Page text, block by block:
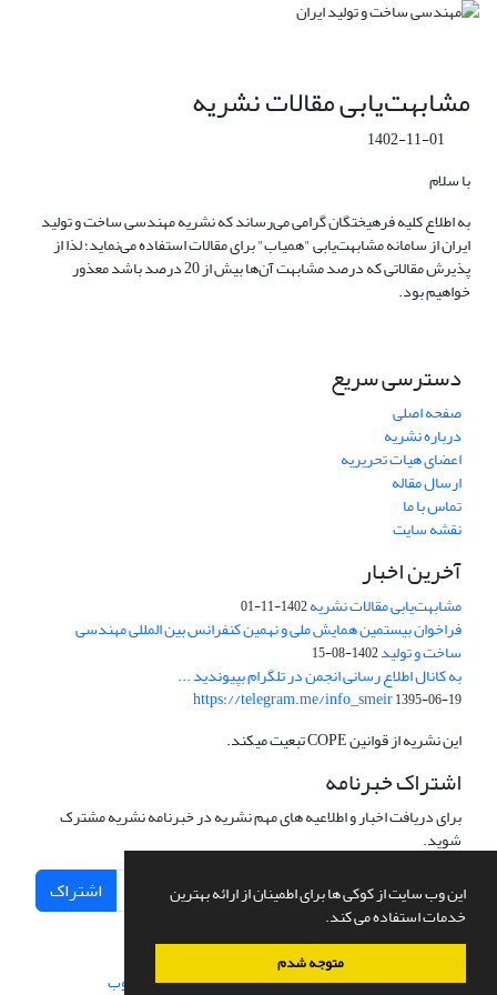
این وب سایت از کوکی ها برای اطمینان از ارائه بهترین
خدمات استفاده می کند.
متوجه شدم
مشابهت‌یابی مقالات نشریه
1402-11-01
با سلام
به اطلاع کلیه فرهیختگان گرامی می‌رساند که نشریه مهندسی ساخت و تولید
ایران از سامانه مشابهت‌یابی "همیاب" برای مقالات استفاده می‌نماید؛ لذا از
پذیرش مقالاتی که درصد مشابهت آن‌ها بیش از 20 درصد باشد معذور
خواهیم بود.
دسترسی سریع
صفحه اصلی
درباره نشریه
اعضای هیات تحریریه
ارسال مقاله
تماس با ما
نقشه سایت
آخرین اخبار
مشابهت‌یابی مقالات نشریه1402-11-01
فراخوان بیستمین همایش ملی و نهمین کنفرانس بین المللی مهندسی
ساخت و تولید1402-08-15
به کانال اطلاع رسانی انجمن در تلگرام بپیوندید ...
https://telegram.me/info_smeir1395-06-19
این نشریه از قوانین COPE تبعیت میکند.
اشتراک خبرنامه
برای دریافت اخبار و اطلاعیه های مهم نشریه در خبرنامه نشریه مشترک
شوید.
اشتراک
سامانه مدیریت نشریات علمی.طراحی و پیاده سازی از سیناوب